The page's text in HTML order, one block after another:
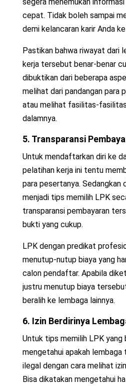
cepat. Tidak boleh sampai
demi kelancaran karir Anda
Pastikan bahwa riwayat dari
kerja tersebut benar-benar
dibuktikan dari beberapa
melihat dari pandangan para
atau melihat fasilitas-
dalamnya.
5. Transparansi
Untuk mendaftarkan diri ke
pelatihan kerja ini tentu
para pesertanya. Sedangkan
menjadi tips memilih LPK
transparansi pembayaran
bukti yang cukup.
LPK dengan predikat
menutup-nutup biaya yang
calon pendaftar. Apabila
justru menutup biaya
beralih ke lembaga lainnya.
6. Izin Berdirinya
Untuk tips memilih LPK yang
mengetahui apakah
ilegal dengan cara melihat
Bisa dikatakan mengetahui